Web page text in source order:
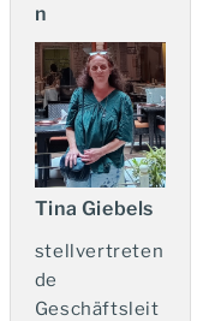
n
Tina Giebels
stellvertreten
de
Geschäftsleit